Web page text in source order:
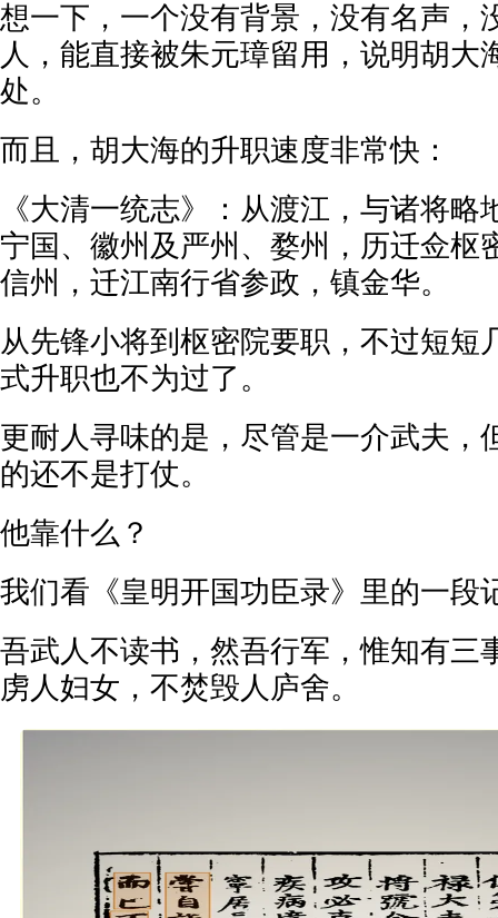
想一下，一个没有背景，没有名声，
人，能直接被朱元璋留用，说明胡大
处。
而且，胡大海的升职速度非常快：
《大清一统志》：从渡江，与诸将
宁国、徽州及严州、婺州，历迁佥枢
信州，迁江南行省参政，镇金华。
从先锋小将到枢密院要职，不过短短
式升职也不为过了。
更耐人寻味的是，尽管是一介武夫，
的还不是打仗。
他靠什么？
我们看《皇明开国功臣录》里的一段
吾武人不读书，然吾行军，惟知有三
虏人妇女，不焚毁人庐舍。